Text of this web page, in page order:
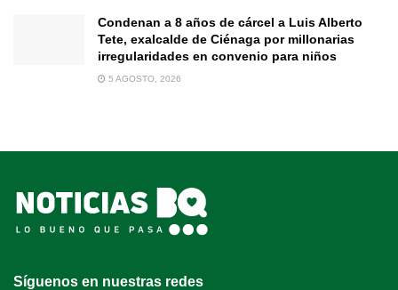
Condenan a 8 años de cárcel a Luis Alberto
Tete, exalcalde de Ciénaga por millonarias
irregularidades en convenio para niños
5 AGOSTO, 2026
Síguenos en nuestras redes